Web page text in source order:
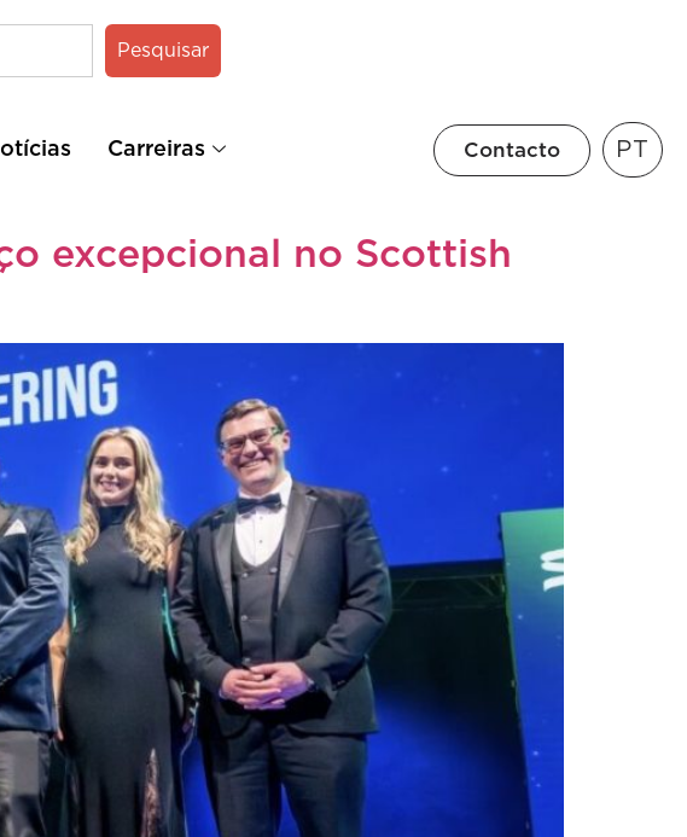
Pesquisar
Carreiras Contacto PT
excepcional no Scottish